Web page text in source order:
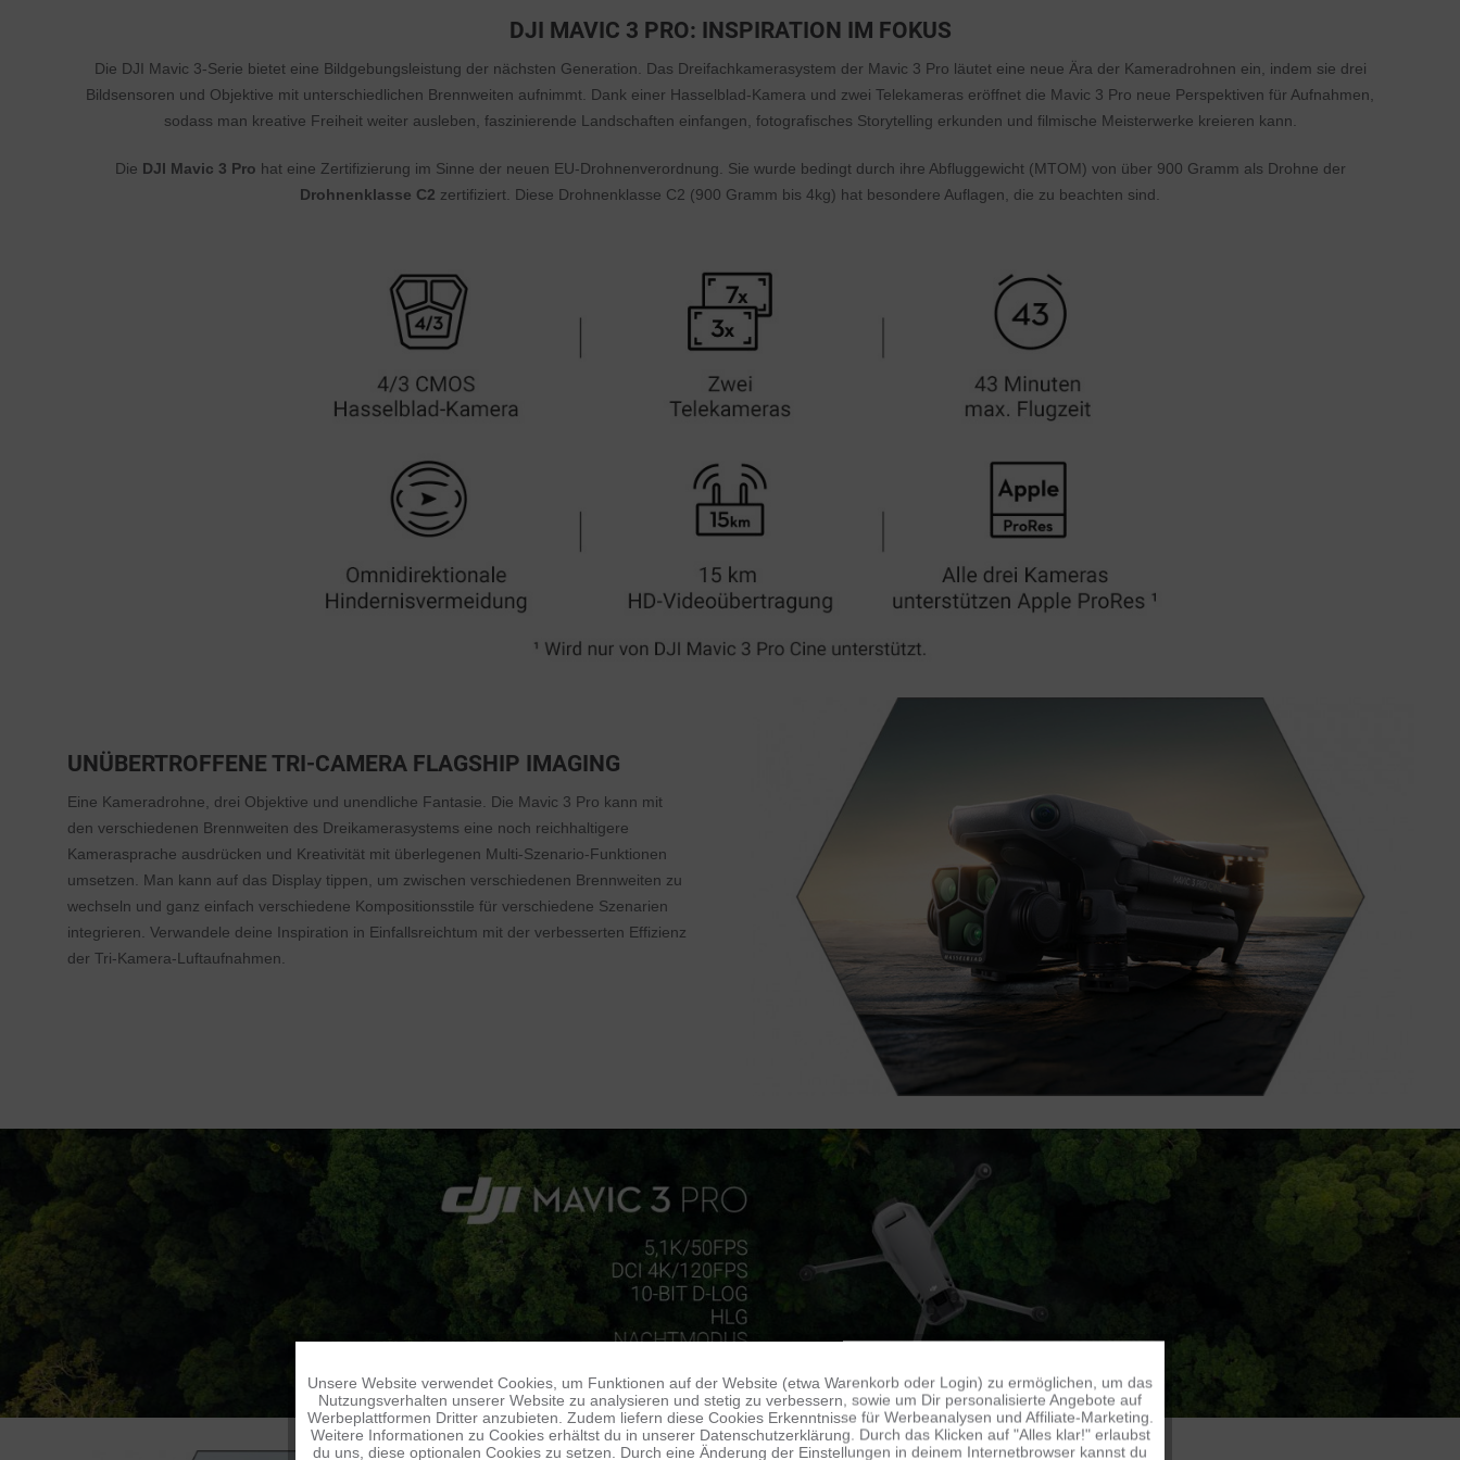
DJI MAVIC 3 PRO: INSPIRATION IM FOKUS
Die DJI Mavic 3-Serie bietet eine Bildgebungsleistung der nächsten Generation. Das Dreifachkamerasystem der Mavic 3 Pro läutet eine neue Ära der Kameradrohnen ein, indem sie drei
Bildsensoren und Objektive mit unterschiedlichen Brennweiten aufnimmt. Dank einer Hasselblad-Kamera und zwei Telekameras eröffnet die Mavic 3 Pro neue Perspektiven für Aufnahmen,
sodass man kreative Freiheit weiter ausleben, faszinierende Landschaften einfangen, fotografisches Storytelling erkunden und filmische Meisterwerke kreieren kann.
Die DJI Mavic 3 Pro hat eine Zertifizierung im Sinne der neuen EU-Drohnenverordnung. Sie wurde bedingt durch ihre Abfluggewicht (MTOM) von über 900 Gramm als Drohne der
Drohnenklasse C2 zertifiziert. Diese Drohnenklasse C2 (900 Gramm bis 4kg) hat besondere Auflagen, die zu beachten sind.
UNÜBERTROFFENE TRI-CAMERA FLAGSHIP IMAGING
Eine Kameradrohne, drei Objektive und unendliche Fantasie. Die Mavic 3 Pro kann mit
den verschiedenen Brennweiten des Dreikamerasystems eine noch reichhaltigere
Kamerasprache ausdrücken und Kreativität mit überlegenen Multi-Szenario-Funktionen
umsetzen. Man kann auf das Display tippen, um zwischen verschiedenen Brennweiten zu
wechseln und ganz einfach verschiedene Kompositionsstile für verschiedene Szenarien
integrieren. Verwandele deine Inspiration in Einfallsreichtum mit der verbesserten Effizienz
der Tri-Kamera-Luftaufnahmen.
Funktionale Aktiv
Tracking Inaktiv
Unsere Website verwendet Cookies, um Funktionen auf der Website (etwa Warenkorb oder Login) zu ermöglichen, um das
Nutzungsverhalten unserer Website zu analysieren und stetig zu verbessern, sowie um Dir personalisierte Angebote auf
Werbeplattformen Dritter anzubieten. Zudem liefern diese Cookies Erkenntnisse für Werbeanalysen und Affiliate-Marketing.
Weitere Informationen zu Cookies erhältst du in unserer Datenschutzerklärung. Durch das Klicken auf "Alles klar!" erlaubst
du uns, diese optionalen Cookies zu setzen. Durch eine Änderung der Einstellungen in deinem Internetbrowser kannst du